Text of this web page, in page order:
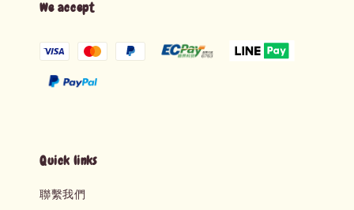
We accept
Quick links
聯繫我們